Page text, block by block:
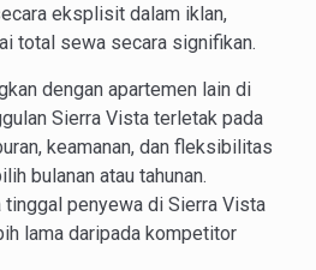
eksplisit dalam iklan,
total sewa secara signifikan.
dengan apartemen lain di
Sierra Vista terletak pada
keamanan, dan fleksibilitas
bulanan atau tahunan.
tinggal penyewa di Sierra Vista
lama daripada kompetitor